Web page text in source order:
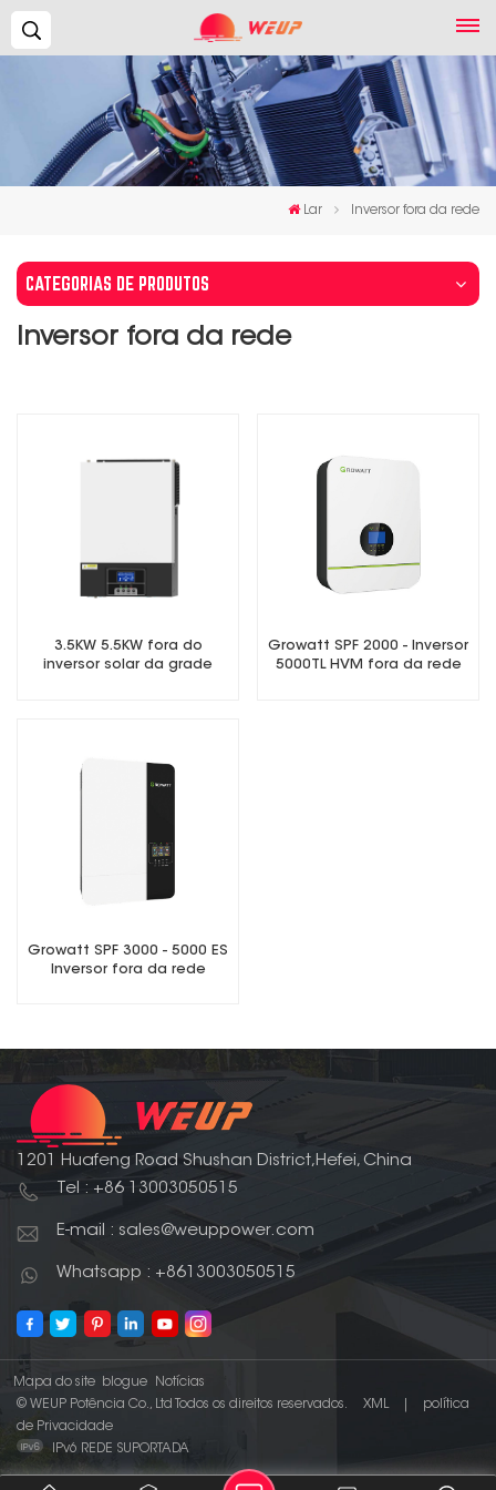
Lar Inversor fora da rede
CATEGORIAS DE PRODUTOS
Inversor fora da rede
3.5KW 5.5KW fora do
inversor solar da grade
Growatt SPF 2000 - Inversor
5000TL HVM fora da rede
Growatt SPF 3000 - 5000 ES
Inversor fora da rede
1201 Huafeng Road Shushan District,Hefei, China
Tel : +86 13003050515
E-mail : sales@weuppower.com
Whatsapp : +8613003050515
Mapa do site blogue
Notícias
© WEUP Potência Co., Ltd Todos os direitos reservados.
XML
política
de Privacidade
IPv6 REDE SUPORTADA